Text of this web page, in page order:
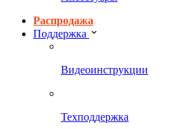
Распродажа
Поддержка
Видеоинструкции
Техподдержка